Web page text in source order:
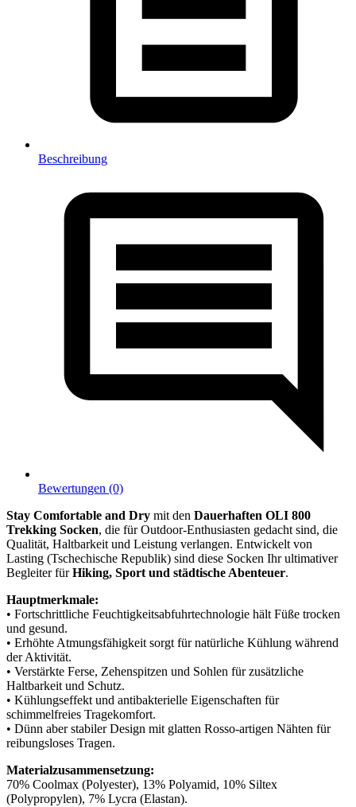
Beschreibung
Bewertungen (0)
Stay Comfortable and Dry mit den Dauerhaften OLI 800
Trekking Socken, die für Outdoor-Enthusiasten gedacht sind, die
Qualität, Haltbarkeit und Leistung verlangen. Entwickelt von
Lasting (Tschechische Republik) sind diese Socken Ihr ultimativer
Begleiter fürHiking, Sport und städtische Abenteuer.
Hauptmerkmale:
• Fortschrittliche Feuchtigkeitsabfuhrtechnologie hält Füße trocken
und gesund.
• Erhöhte Atmungsfähigkeit sorgt für natürliche Kühlung während
der Aktivität.
• Verstärkte Ferse, Zehenspitzen und Sohlen für zusätzliche
Haltbarkeit und Schutz.
• Kühlungseffekt und antibakterielle Eigenschaften für
schimmelfreies Tragekomfort.
• Dünn aber stabiler Design mit glatten Rosso-artigen Nähten für
reibungsloses Tragen.
Materialzusammensetzung:
70% Coolmax (Polyester), 13% Polyamid, 10% Siltex
(Polypropylen), 7% Lycra (Elastan).